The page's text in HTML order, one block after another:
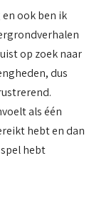
ook ben ik
op zoek naar
dus
als één
hebt en dan
hebt